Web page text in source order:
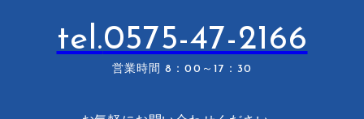
tel.0575-47-2166
営業時間 8：00～17：30